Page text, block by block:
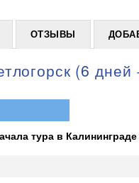
ОТЗЫВЫ
(6
тура в